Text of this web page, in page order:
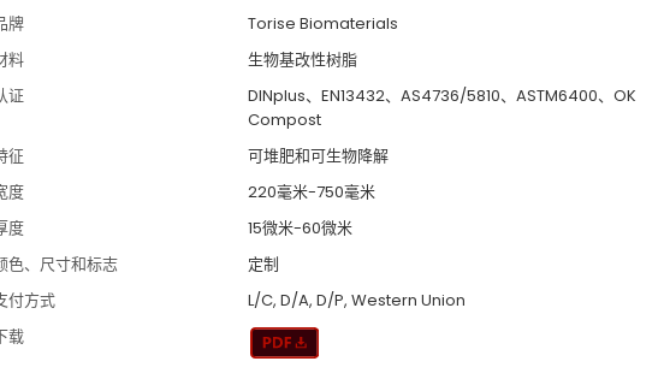
牌
Torise Biomaterials
料
生物基改性树脂
证
DINplus、EN13432、AS4736/5810、ASTM6400、OK
Compost
征
可堆肥和可生物降解
度
220毫米-750毫米
度
15微米-60微米
色、尺寸和标志
定制
付方式
L/C, D/A, D/P, Western Union
载